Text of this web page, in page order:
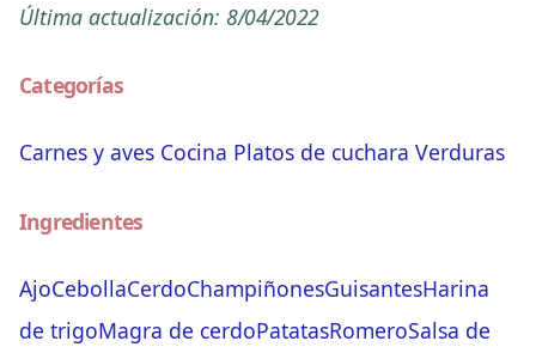
Última actualización: 8/04/2022
Categorías
Carnes y aves Cocina Platos de cuchara Verduras
Ingredientes
AjoCebollaCerdoChampiñonesGuisantesHarina
de trigoMagra de cerdoPatatasRomeroSalsa de